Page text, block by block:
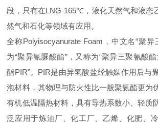
段，只有在LNG-165℃，液化天然气和液态
然气和石化等领域有应用。
全称Polyisocyanurate Foam，中文名“聚
为“聚异氰脲酸酯”，又称为“聚异三聚氰酸
酯PIR”。PIR是由异氢酸盐经触媒作用后与
泡材料，其物理与防火性比一般聚氨酯更为
有机低温隔热材料，具有导热系数小、轻质
泛应用于炼油厂、化工厂、乙烯、化肥、